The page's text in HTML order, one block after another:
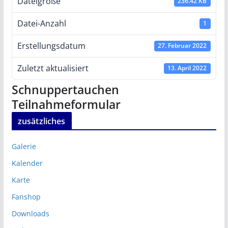
Datei-Anzahl 1
Erstellungsdatum 27. Februar 2022
Zuletzt aktualisiert 13. April 2022
Schnuppertauchen
Teilnahmeformular
zusätzliches
Galerie
Kalender
Karte
Fanshop
Downloads